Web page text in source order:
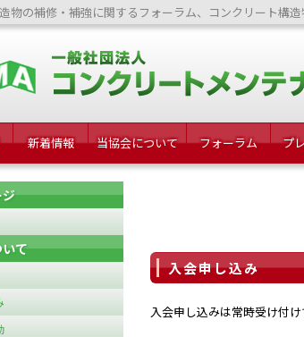
物の補修・補強に関するフォーラム、コンクリート構
新着情報 当協会について フォーラム プ
入会申し込み
入会申し込みは常時受け付
て